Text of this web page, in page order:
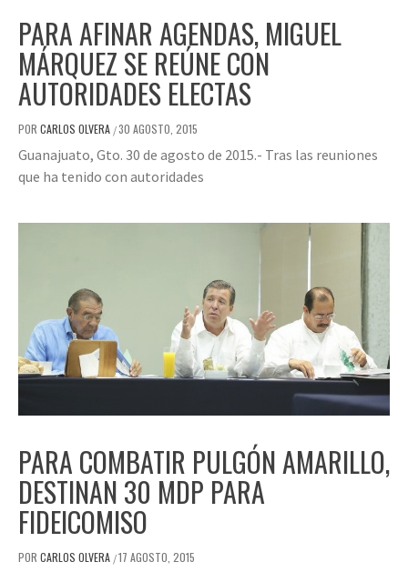
PARA AFINAR AGENDAS, MIGUEL
MÁRQUEZ SE REÚNE CON
AUTORIDADES ELECTAS
POR CARLOS OLVERA /30 AGOSTO, 2015
Guanajuato, Gto. 30 de agosto de 2015.- Tras las reuniones
que ha tenido con autoridades
PARA COMBATIR PULGÓN AMARILLO,
DESTINAN 30 MDP PARA
FIDEICOMISO
POR CARLOS OLVERA /17 AGOSTO, 2015